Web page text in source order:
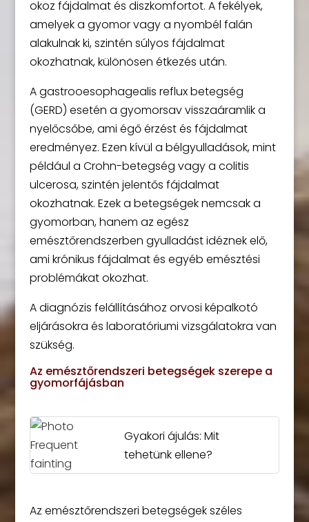
okoz fájdalmat és diszkomfortot. A fekélyek,
amelyek a gyomor vagy a nyombél falán
alakulnak ki, szintén súlyos fájdalmat
okozhatnak, különösen étkezés után.
A gastrooesophagealis reflux betegség
(GERD) esetén a gyomorsav visszaáramlik a
nyelőcsőbe, ami égő érzést és fájdalmat
eredményez. Ezen kívül a bélgyulladások, mint
például a Crohn-betegség vagy a colitis
ulcerosa, szintén jelentős fájdalmat
okozhatnak. Ezek a betegségek nemcsak a
gyomorban, hanem az egész
emésztőrendszerben gyulladást idéznek elő,
ami krónikus fájdalmat és egyéb emésztési
problémákat okozhat.
A diagnózis felállításához orvosi képalkotó
eljárásokra és laboratóriumi vizsgálatokra van
szükség.
Az emésztőrendszeri betegségek szerepe a
gyomorfájásban
Gyakori ájulás: Mit
tehetünk ellene?
Az emésztőrendszeri betegségek széles